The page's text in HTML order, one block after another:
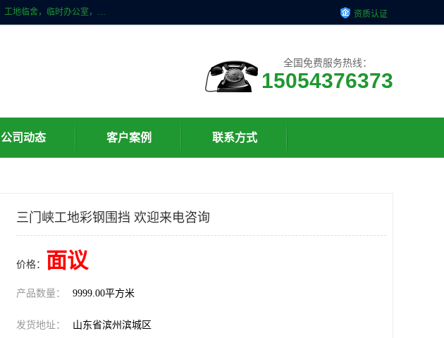
山东滨州科宇钢构工程有限公司是一家专业生产安装钢结构，彩钢房，活动房。主要产品有：彩钢房，活动房，彩钢围挡，工地临舍，临时办公室，民用建筑等生成安装；我们一贯坚持；诚信经营，薄利多销的经营理念。愿与广大的新老客户共创美好未来 资质认证
全国免费服务热线：
15054376373
公司动态 客户案例 联系方式
三门峡工地彩钢围挡 欢迎来电咨询
价格： 面议
产品数量： 9999.00平方米
发货地址： 山东省滨州滨城区